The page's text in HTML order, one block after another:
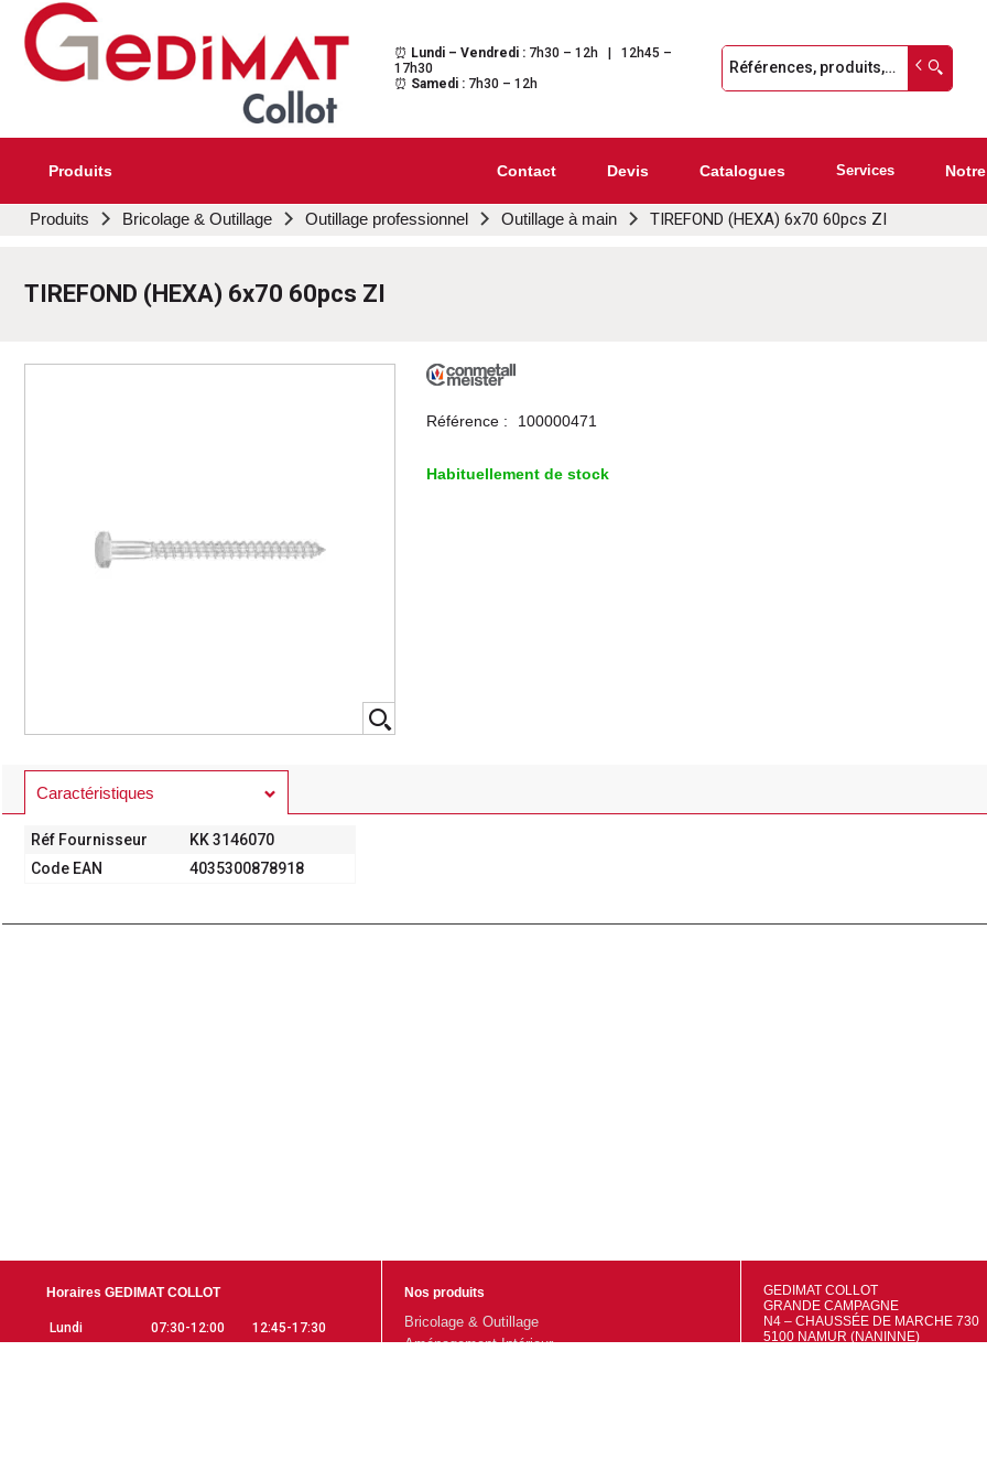
Gedimat Collot
Au cœur de l'ouvrage
⏰ Lundi – Vendredi : 7h30 – 12h | 12h45 –
17h30
⏰ Samedi : 7h30 – 12h
Produits Contact Devis Catalogues Services
Produits Bricolage & Outillage Outillage professionnel Outillage à main TIREFOND (HEXA) 6x70 60pcs ZI
TIREFOND (HEXA) 6x70 60pcs ZI
Référence : 100000471
Habituellement de stock
Caractéristiques
Réf Fournisseur
KK 3146070
Code EAN
4035300878918
Horaires GEDIMAT COLLOT
Lundi 07:30-12:00
12:45-17:30
Nos produits
Bricolage & Outillage
Aménagement Intérieur
GEDIMAT COLLOT
GRANDE CAMPAGNE
N4 – CHAUSSÉE DE MARCHE 730
5100 NAMUR (NANINNE)